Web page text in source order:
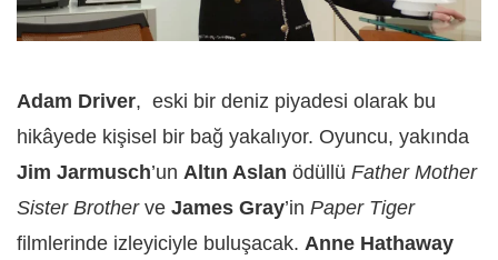
Adam Driver, eski bir deniz piyadesi olarak bu
hikâyede kişisel bir bağ yakalıyor. Oyuncu, yakında
Jim Jarmusch’un Altın Aslan ödüllü Father Mother
Sister Brotherve James Gray’in Paper Tiger
filmlerinde izleyiciyle buluşacak. Anne Hathaway